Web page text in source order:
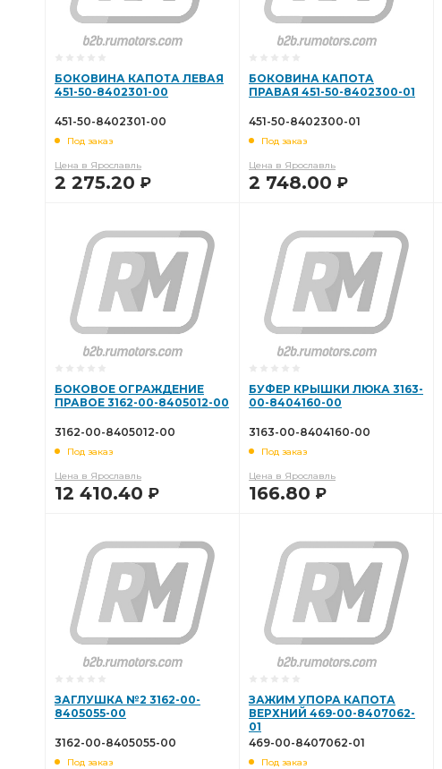
БОКОВИНА КАПОТА ЛЕВАЯ
451-50-8402301-00
451-50-8402301-00
Под заказ
Цена в Ярославль
2 275.20 Р
БОКОВИНА КАПОТА
ПРАВАЯ 451-50-8402300-01
451-50-8402300-01
Под заказ
Цена в Ярославль
2 748.00 Р
БОКОВОЕ ОГРАЖДЕНИЕ
ПРАВОЕ 3162-00-8405012-00
3162-00-8405012-00
Под заказ
Цена в Ярославль
12 410.40 Р
БУФЕР КРЫШКИ ЛЮКА 3163-
00-8404160-00
3163-00-8404160-00
Под заказ
Цена в Ярославль
166.80 Р
ЗАГЛУШКА №2 3162-00-
8405055-00
3162-00-8405055-00
Под заказ
ЗАЖИМ УПОРА КАПОТА
ВЕРХНИЙ 469-00-8407062-
01
469-00-8407062-01
Под заказ